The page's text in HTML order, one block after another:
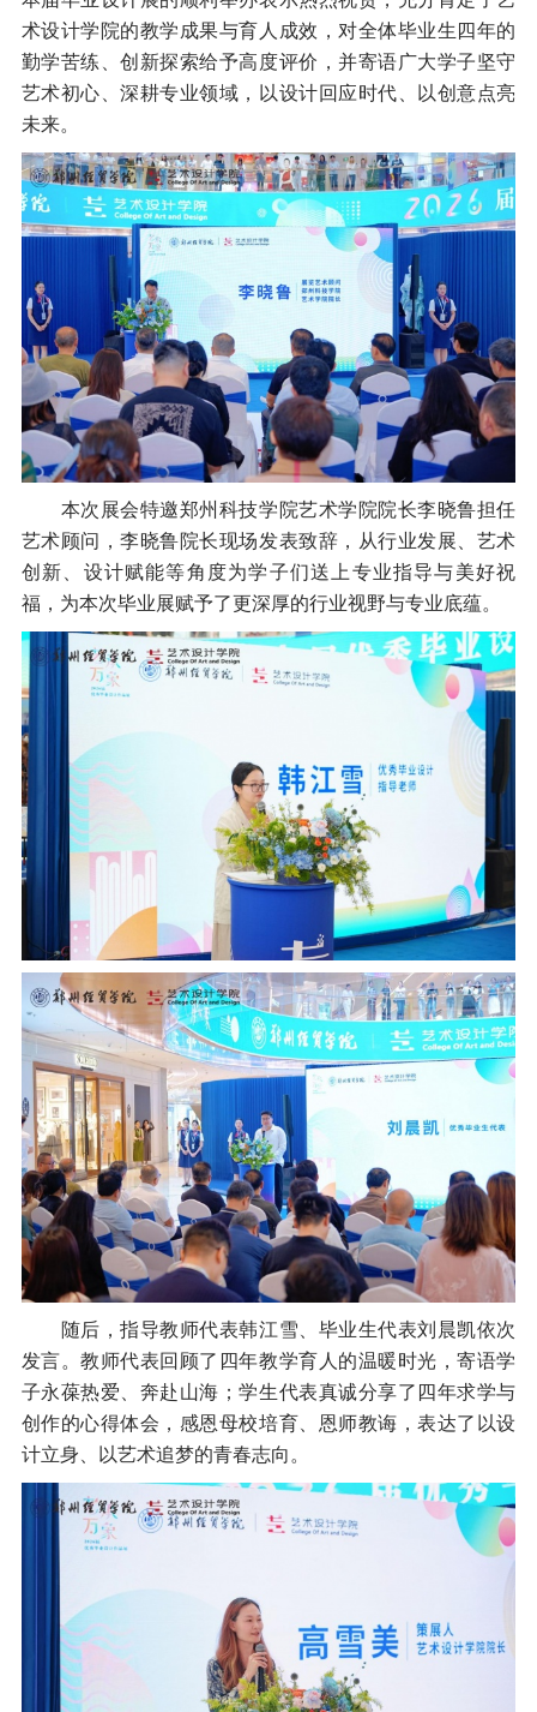
术设计学院的教学成果与育人成效，对全体毕业生四年的
勤学苦练、创新探索给予高度评价，并寄语广大学子坚守
艺术初心、深耕专业领域，以设计回应时代、以创意点亮
未来。
本次展会特邀郑州科技学院艺术学院院长李晓鲁担任
艺术顾问，李晓鲁院长现场发表致辞，从行业发展、艺术
创新、设计赋能等角度为学子们送上专业指导与美好祝
福，为本次毕业展赋予了更深厚的行业视野与专业底蕴。
随后，指导教师代表韩江雪、毕业生代表刘晨凯依次
发言。教师代表回顾了四年教学育人的温暖时光，寄语学
子永葆热爱、奔赴山海；学生代表真诚分享了四年求学与
创作的心得体会，感恩母校培育、恩师教诲，表达了以设
计立身、以艺术追梦的青春志向。